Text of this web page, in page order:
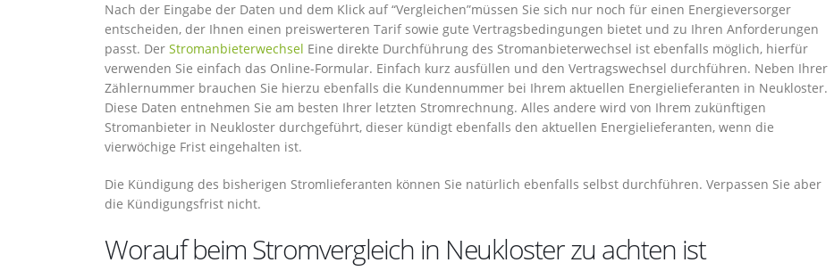
Nach der Eingabe der Daten und dem Klick auf “Vergleichen”müssen Sie sich nur noch für einen Energieversorger
entscheiden, der Ihnen einen preiswerteren Tarif sowie gute Vertragsbedingungen bietet und zu Ihren Anforderungen
passt. Der Stromanbieterwechsel Eine direkte Durchführung des Stromanbieterwechsel ist ebenfalls möglich, hierfür
verwenden Sie einfach das Online-Formular. Einfach kurz ausfüllen und den Vertragswechsel durchführen. Neben Ihrer
Zählernummer brauchen Sie hierzu ebenfalls die Kundennummer bei Ihrem aktuellen Energielieferanten in Neukloster.
Diese Daten entnehmen Sie am besten Ihrer letzten Stromrechnung. Alles andere wird von Ihrem zukünftigen
Stromanbieter in Neukloster durchgeführt, dieser kündigt ebenfalls den aktuellen Energielieferanten, wenn die
vierwöchige Frist eingehalten ist.
Die Kündigung des bisherigen Stromlieferanten können Sie natürlich ebenfalls selbst durchführen. Verpassen Sie aber
die Kündigungsfrist nicht.
Worauf beim Stromvergleich in Neukloster zu achten ist